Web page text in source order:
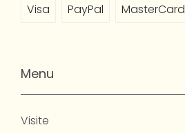
Visa PayPal MasterCard
Menu
Visite